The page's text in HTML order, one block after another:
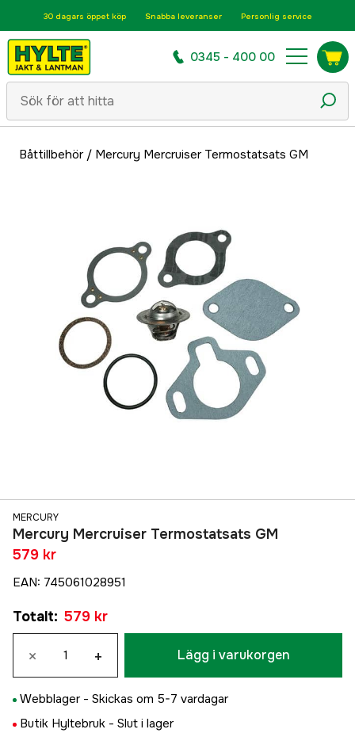
30 dagars öppet köp Snabba leveranser Personlig service
0345 - 400 00
Båttillbehör/ Mercury Mercruiser Termostatsats GM
MERCURY
Mercury Mercruiser Termostatsats GM
579 kr
EAN: 745061028951
Totalt: 579 kr
× + Lägg i varukorgen
Webblager - Skickas om 5-7 vardagar
Butik Hyltebruk - Slut i lager